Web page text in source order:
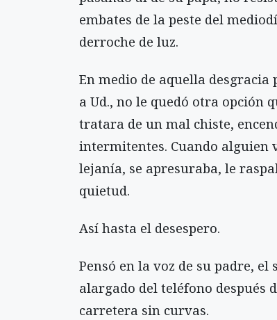
embates de la peste del
derroche de luz.
En medio de aquella desgracia
a Ud., no le quedó otra opción
tratara de un mal chiste,
intermitentes. Cuando alguien
lejanía, se apresuraba, le
quietud.
Así hasta el desespero.
Pensó en la voz de su padre,
alargado del teléfono después
carretera sin curvas.